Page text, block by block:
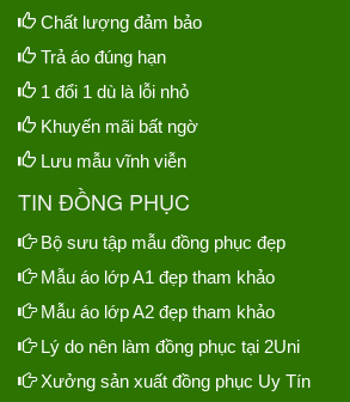
Chất lượng đảm bảo
Trả áo đúng hạn
1 đổi 1 dù là lỗi nhỏ
Khuyến mãi bất ngờ
Lưu mẫu vĩnh viễn
TIN ĐỒNG PHỤC
Bộ sưu tập mẫu đồng phục đẹp
Mẫu áo lớp A1 đẹp tham khảo
Mẫu áo lớp A2 đẹp tham khảo
Lý do nên làm đồng phục tại 2Uni
Xưởng sản xuất đồng phục Uy Tín